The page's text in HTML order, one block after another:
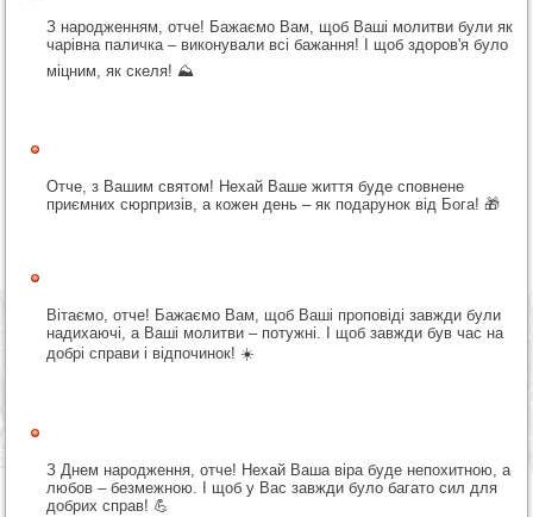
З народженням, отче! Бажаємо Вам, щоб Ваші молитви були як
чарівна паличка – виконували всі бажання! І щоб здоров'я було
міцним, як скеля! ⛰️
Отче, з Вашим святом! Нехай Ваше життя буде сповнене
приємних сюрпризів, а кожен день – як подарунок від Бога! 🎁
Вітаємо, отче! Бажаємо Вам, щоб Ваші проповіді завжди були
надихаючі, а Ваші молитви – потужні. І щоб завжди був час на
добрі справи і відпочинок! ☀️
З Днем народження, отче! Нехай Ваша віра буде непохитною, а
любов – безмежною. І щоб у Вас завжди було багато сил для
добрих справ! 💪